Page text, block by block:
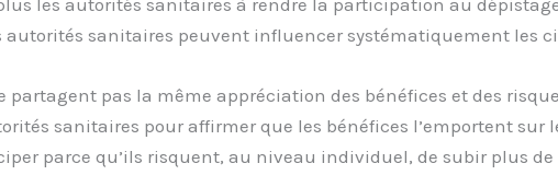
autorités sanitaires peuvent influencer systématiquement les
partagent pas la même appréciation des bénéfices et des
sanitaires pour affirmer que les bénéfices l’emportent
parce qu’ils risquent, au niveau individuel, de subir plus